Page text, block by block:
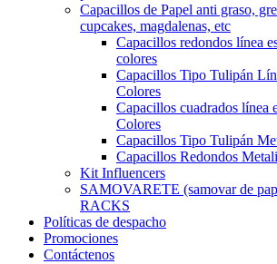
Capacillos de Papel anti graso,
cupcakes, magdalenas, etc
Capacillos redondos línea
colores
Capacillos Tipo Tulipán
Colores
Capacillos cuadrados línea
Colores
Capacillos Tipo Tulipán
Capacillos Redondos
Kit Influencers
SAMOVARETE (samovar de
RACKS
Políticas de despacho
Promociones
Contáctenos